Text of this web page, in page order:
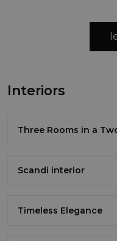
Interiors
Three Rooms in a
Scandi interior
Timeless Elegance